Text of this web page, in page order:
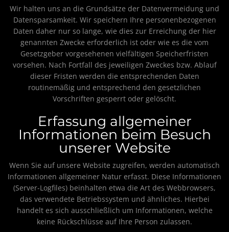
Wir halten uns an die Grundsätze der Datenvermeidung und
Datensparsamkeit. Wir speichern Ihre personenbezogenen
Daten daher nur so lange, wie dies zur Erreichung der hier
genannten Zwecke erforderlich ist oder wie es die vom
Gesetzgeber vorgesehenen vielfältigen Speicherfristen
vorsehen. Nach Fortfall des jeweiligen Zweckes bzw. Ablauf
dieser Fristen werden die entsprechenden Daten
routinemäßig und entsprechend den gesetzlichen
Vorschriften gesperrt oder gelöscht.
Erfassung allgemeiner
Informationen beim Besuch
unserer Website
Wenn Sie auf unsere Website zugreifen, werden automatisch
Informationen allgemeiner Natur erfasst. Diese Informationen
(Server-Logfiles) beinhalten etwa die Art des Webbrowsers,
das verwendete Betriebssystem und ähnliches. Hierbei
handelt es sich ausschließlich um Informationen, welche
keine Rückschlüsse auf Ihre Person zulassen.